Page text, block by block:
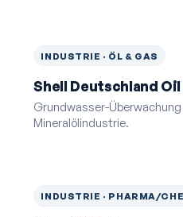
INDUSTRIE · ÖL & GAS
Shell Deutschland
Grundwasser-
Mineralölindustrie.
INDUSTRIE · PHARMA/